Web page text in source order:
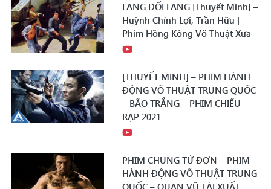
LANG ĐỐI LANG [Thuyết Minh] –
Huỳnh Chính Lợi, Trần Hữu |
Phim Hồng Kông Võ Thuật Xưa
[THUYẾT MINH] – PHIM HÀNH
ĐỘNG VÕ THUẬT TRUNG QUỐC
– BÃO TRẮNG – PHIM CHIẾU
RẠP 2021
PHIM CHUNG TỬ ĐƠN – PHIM
HÀNH ĐỘNG VÕ THUẬT TRUNG